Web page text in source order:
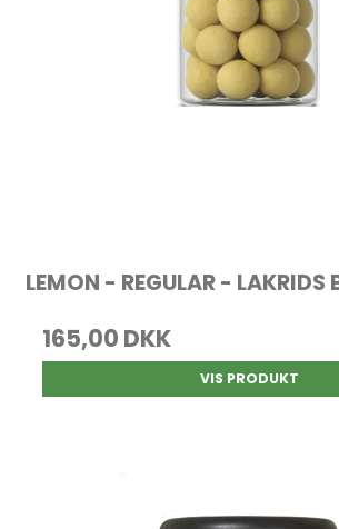
LEMON - REGULAR - LAKRIDS
165,00 DKK
VIS PRODUKT